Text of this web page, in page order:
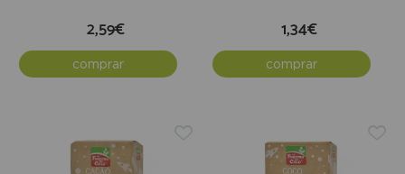
2,59€
comprar
1,34€
comprar